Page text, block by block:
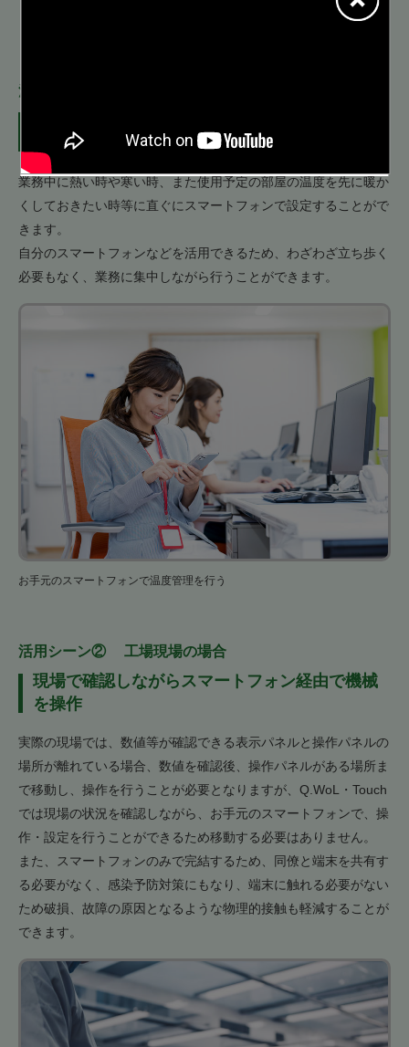
活⽤シーン① オフィスの場合
スマートフォン経由で行う
業務中に熱い時や寒い時、また使用予定の部屋の温度を先に暖か
くしておきたい時等に直ぐにスマートフォンで設定することがで
きます。
自分のスマートフォンなどを活用できるため、わざわざ立ち歩く
必要もなく、業務に集中しながら行うことができます。
お手元のスマートフォンで温度管理を行う
活⽤シーン② ⼯場現場の場合
現場で確認しながらスマートフォン経由で機械
を操作
実際の現場では、数値等が確認できる表示パネルと操作パネルの
場所が離れている場合、数値を確認後、操作パネルがある場所ま
で移動し、操作を行うことが必要となりますが、Q.WoL・Touch
では現場の状況を確認しながら、お手元のスマートフォンで、操
作・設定を行うことができるため移動する必要はありません。
また、スマートフォンのみで完結するため、同僚と端末を共有す
る必要がなく、感染予防対策にもなり、端末に触れる必要がない
ため破損、故障の原因となるような物理的接触も軽減することが
できます。